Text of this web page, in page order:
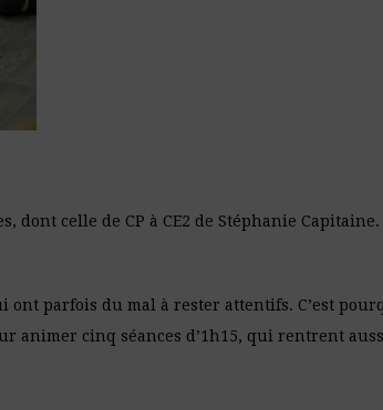
dont celle de CP à CE2 de Stéphanie
parfois du mal à rester attentifs. C’est
animer cinq séances d’1h15, qui rentrent